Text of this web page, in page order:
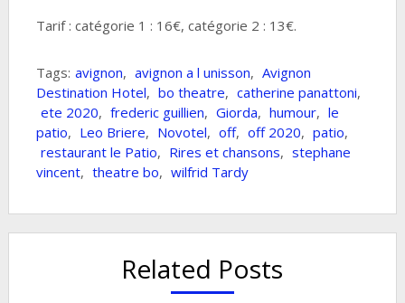
Tarif : catégorie 1 : 16€, catégorie 2 : 13€.
Tags: avignon, avignon a l unisson, Avignon
Destination Hotel, bo theatre, catherine panattoni,
ete 2020, frederic guillien, Giorda, humour, le
patio, Leo Briere, Novotel, off, off 2020, patio,
restaurant le Patio, Rires et chansons, stephane
vincent, theatre bo, wilfrid Tardy
Related Posts